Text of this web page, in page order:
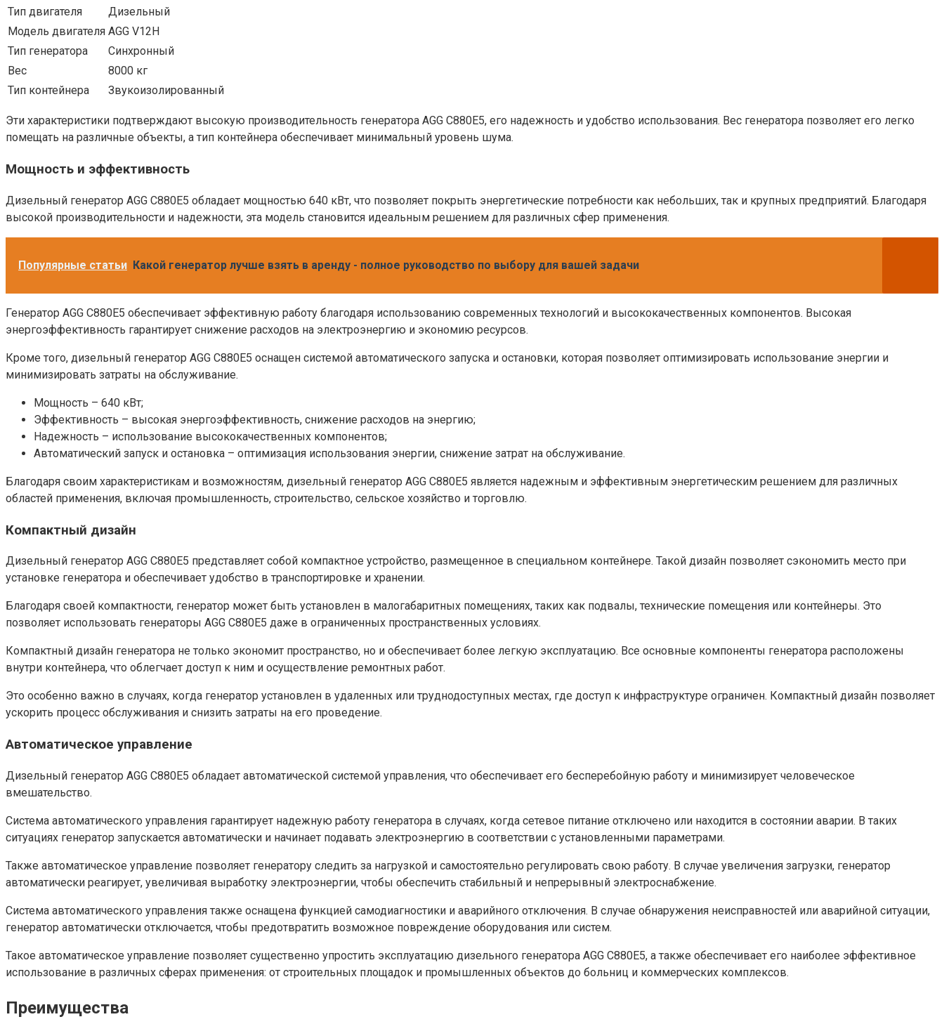
Тип двигателя
Дизельный
Модель двигателя AGG V12H
Тип генератора
Синхронный
Вес
8000 кг
Тип контейнера
Звукоизолированный
Эти характеристики подтверждают высокую производительность генератора AGG C880E5, его надежность и удобство использования. Вес генератора позволяет его легко
помещать на различные объекты, а тип контейнера обеспечивает минимальный уровень шума.
Мощность и эффективность
Дизельный генератор AGG C880E5 обладает мощностью 640 кВт, что позволяет покрыть энергетические потребности как небольших, так и крупных предприятий. Благодаря
высокой производительности и надежности, эта модель становится идеальным решением для различных сфер применения.
Популярные статьи Какой генератор лучше взять в аренду - полное руководство по выбору для вашей задачи
Генератор AGG C880E5 обеспечивает эффективную работу благодаря использованию современных технологий и высококачественных компонентов. Высокая
энергоэффективность гарантирует снижение расходов на электроэнергию и экономию ресурсов.
Кроме того, дизельный генератор AGG C880E5 оснащен системой автоматического запуска и остановки, которая позволяет оптимизировать использование энергии и
минимизировать затраты на обслуживание.
Мощность – 640 кВт;
Эффективность – высокая энергоэффективность, снижение расходов на энергию;
Надежность – использование высококачественных компонентов;
Автоматический запуск и остановка – оптимизация использования энергии, снижение затрат на обслуживание.
Благодаря своим характеристикам и возможностям, дизельный генератор AGG C880E5 является надежным и эффективным энергетическим решением для различных
областей применения, включая промышленность, строительство, сельское хозяйство и торговлю.
Компактный дизайн
Дизельный генератор AGG C880E5 представляет собой компактное устройство, размещенное в специальном контейнере. Такой дизайн позволяет сэкономить место при
установке генератора и обеспечивает удобство в транспортировке и хранении.
Благодаря своей компактности, генератор может быть установлен в малогабаритных помещениях, таких как подвалы, технические помещения или контейнеры. Это
позволяет использовать генераторы AGG C880E5 даже в ограниченных пространственных условиях.
Компактный дизайн генератора не только экономит пространство, но и обеспечивает более легкую эксплуатацию. Все основные компоненты генератора расположены
внутри контейнера, что облегчает доступ к ним и осуществление ремонтных работ.
Это особенно важно в случаях, когда генератор установлен в удаленных или труднодоступных местах, где доступ к инфраструктуре ограничен. Компактный дизайн позволяет
ускорить процесс обслуживания и снизить затраты на его проведение.
Автоматическое управление
Дизельный генератор AGG C880E5 обладает автоматической системой управления, что обеспечивает его бесперебойную работу и минимизирует человеческое
вмешательство.
Система автоматического управления гарантирует надежную работу генератора в случаях, когда сетевое питание отключено или находится в состоянии аварии. В таких
ситуациях генератор запускается автоматически и начинает подавать электроэнергию в соответствии с установленными параметрами.
Также автоматическое управление позволяет генератору следить за нагрузкой и самостоятельно регулировать свою работу. В случае увеличения загрузки, генератор
автоматически реагирует, увеличивая выработку электроэнергии, чтобы обеспечить стабильный и непрерывный электроснабжение.
Система автоматического управления также оснащена функцией самодиагностики и аварийного отключения. В случае обнаружения неисправностей или аварийной ситуации,
генератор автоматически отключается, чтобы предотвратить возможное повреждение оборудования или систем.
Такое автоматическое управление позволяет существенно упростить эксплуатацию дизельного генератора AGG C880E5, а также обеспечивает его наиболее эффективное
использование в различных сферах применения: от строительных площадок и промышленных объектов до больниц и коммерческих комплексов.
Преимущества